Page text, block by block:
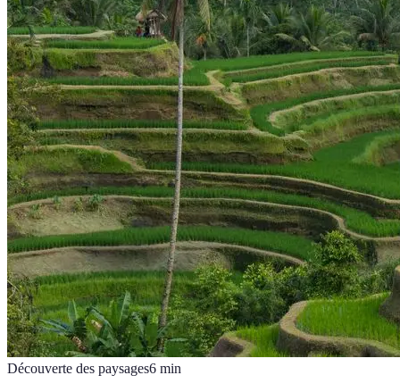
Découverte des paysages6 min